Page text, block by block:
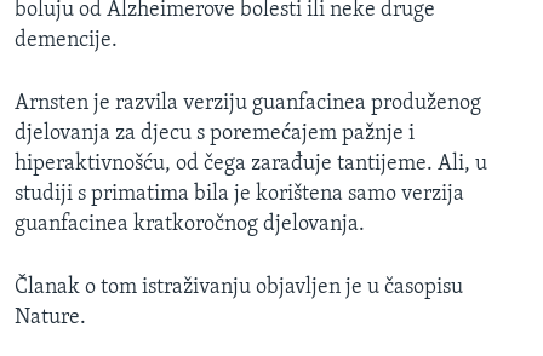
boluju od Alzheimerove bolesti ili neke druge
demencije.
Arnsten je razvila verziju guanfacinea produženog
djelovanja za djecu s poremećajem pažnje i
hiperaktivnošću, od čega zarađuje tantijeme. Ali, u
studiji s primatima bila je korištena samo verzija
guanfacinea kratkoročnog djelovanja.
Članak o tom istraživanju objavljen je u časopisu
Nature.